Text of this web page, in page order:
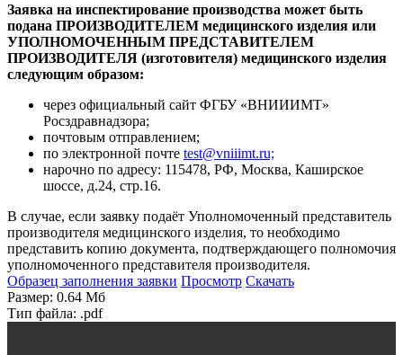
Заявка на инспектирование производства может быть
подана ПРОИЗВОДИТЕЛЕМ медицинского изделия или
УПОЛНОМОЧЕННЫМ ПРЕДСТАВИТЕЛЕМ
ПРОИЗВОДИТЕЛЯ (изготовителя) медицинского изделия
следующим образом:
через официальный сайт ФГБУ «ВНИИИМТ»
Росздравнадзора;
почтовым отправлением;
по электронной почте test@vniiimt.ru;
нарочно по адресу: 115478, РФ, Москва, Каширское
шоссе, д.24, стр.16.
В случае, если заявку подаёт Уполномоченный представитель
производителя медицинского изделия, то необходимо
представить копию документа, подтверждающего полномочия
уполномоченного представителя производителя.
Образец заполнения заявки Просмотр Скачать
Размер: 0.64 Мб
Тип файла: .pdf